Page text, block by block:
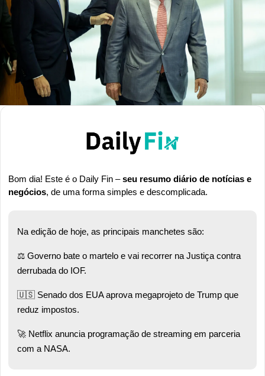
Bom dia! Este é o Daily Fin – seu resumo diário de notícias e
negócios, de uma forma simples e descomplicada.
Na edição de hoje, as principais manchetes são:
⚖️ Governo bate o martelo e vai recorrer na Justiça contra
derrubada do IOF.
🇺🇸 Senado dos EUA aprova megaprojeto de Trump que
reduz impostos.
🚀 Netflix anuncia programação de streaming em parceria
com a NASA.